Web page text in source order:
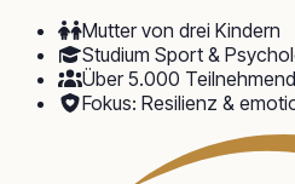
Mutter von drei Kindern
Studium Sport &
Über 5.000
Fokus: Resilienz &